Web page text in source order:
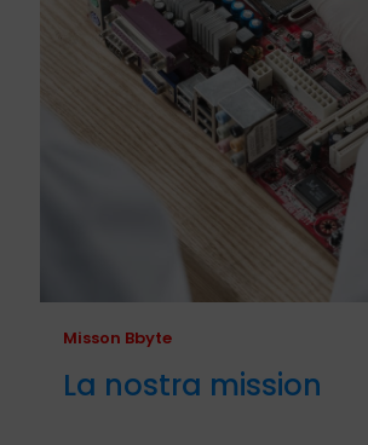
Misson Bbyte
La nostra mission